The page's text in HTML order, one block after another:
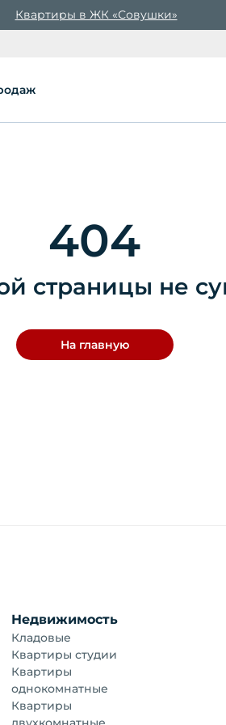
Квартиры в ЖК «Совушки»
404
страницы не
На главную
Недвижимость
Кладовые
Квартиры студии
Квартиры
однокомнатные
Квартиры